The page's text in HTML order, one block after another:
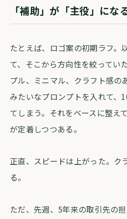
「補助」が「主役」にな
たとえば、ロゴ案の初期ラフ。
て、そこから方向性を絞ってい
プル、ミニマル、クラフト感の
みたいなプロンプトを入れて、
てしまう。それをベースに整え
が定着しつつある。
正直、スピードは上がった。ク
る。
ただ、先週、5年来の取引先の